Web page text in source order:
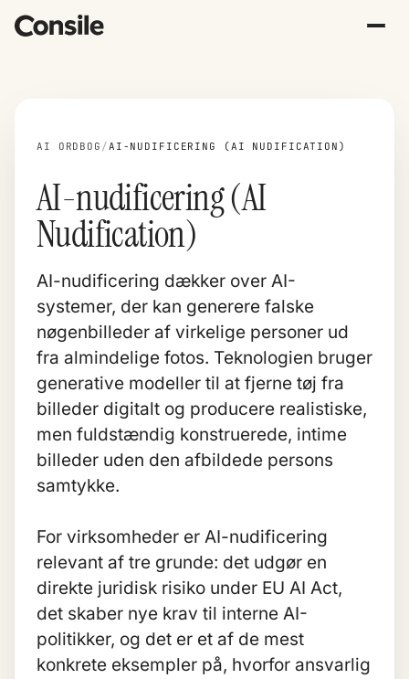
AI ORDBOG /AI-NUDIFICERING (AI NUDIFICATION)
AI-nudificering (AI
Nudification)
AI-nudificering dækker over AI-
systemer, der kan generere falske
nøgenbilleder af virkelige personer ud
fra almindelige fotos. Teknologien bruger
generative modeller til at fjerne tøj fra
billeder digitalt og producere realistiske,
men fuldstændig konstruerede, intime
billeder uden den afbildede persons
samtykke.
For virksomheder er AI-nudificering
relevant af tre grunde: det udgør en
direkte juridisk risiko under EU AI Act,
det skaber nye krav til interne AI-
politikker, og det er et af de mest
konkrete eksempler på, hvorfor ansvarlig